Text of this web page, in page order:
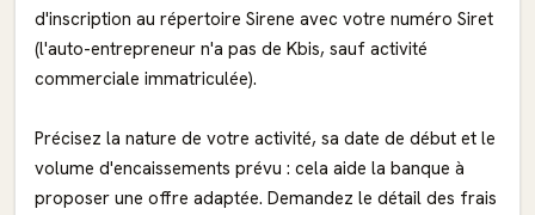
d'inscription au répertoire Sirene avec votre numéro Siret
(l'auto-entrepreneur n'a pas de Kbis, sauf activité
commerciale immatriculée).
Précisez la nature de votre activité, sa date de début et le
volume d'encaissements prévu : cela aide la banque à
proposer une offre adaptée. Demandez le détail des frais